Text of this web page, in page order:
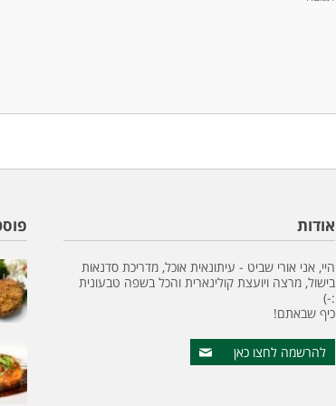
אודות
היי, אני אורי שביט - עיתונאית אוכל, מדריכת סדנאות
בישול, מרצה ויועצת קולינארית והכל בשפה טבעונית
:-)
כיף שבאתם!
להרשמה לחצו כאן